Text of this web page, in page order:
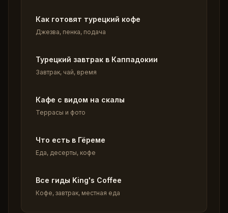
Как готовят турецкий кофе
Джезва, пенка, подача
Турецкий завтрак в Каппадокии
Завтрак, чай, время
Кафе с видом на скалы
Террасы и фото
Что есть в Гёреме
Еда, десерты, кофе
Все гиды King's Coffee
Кофе, завтрак, местная еда